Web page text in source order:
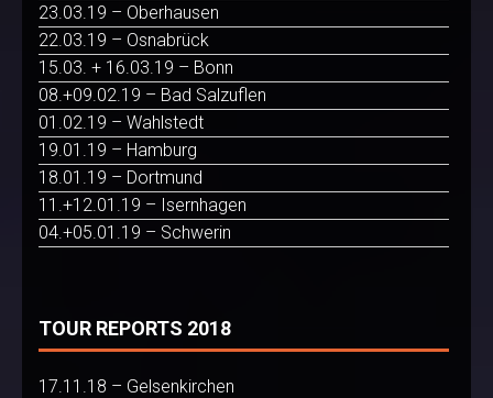
23.03.19 – Oberhausen
22.03.19 – Osnabrück
15.03. + 16.03.19 – Bonn
08.+09.02.19 – Bad Salzuflen
01.02.19 – Wahlstedt
19.01.19 – Hamburg
18.01.19 – Dortmund
11.+12.01.19 – Isernhagen
04.+05.01.19 – Schwerin
TOUR REPORTS 2018
17.11.18 – Gelsenkirchen